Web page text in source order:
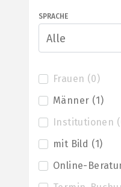
SPRACHE
Alle
Frauen (0)
Männer (1)
Institutionen (
mit Bild (1)
Online-